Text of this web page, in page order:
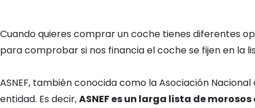
Cuando quieres comprar un coche tienes diferentes
para comprobar si nos financia el coche se fijen en la
ASNEF, también conocida como la Asociación
entidad. Es decir,ASNEF es un larga lista de